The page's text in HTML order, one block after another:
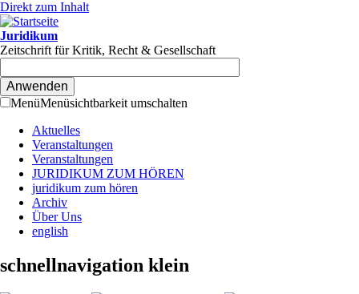
Direkt zum Inhalt
Juridikum
Zeitschrift für Kritik, Recht & Gesellschaft
MenüMenüsichtbarkeit umschalten
Aktuelles
Veranstaltungen
Veranstaltungen
JURIDIKUM ZUM HÖREN
juridikum zum hören
Archiv
Über Uns
english
schnellnavigation klein